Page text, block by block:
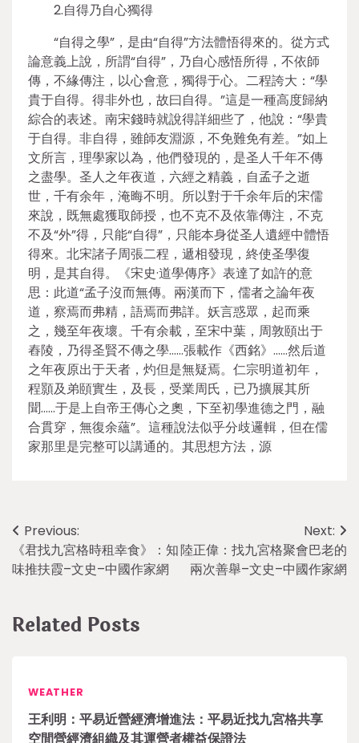
2.自得乃自心獨得
“自得之學”，是由“自得”方法體悟得來的。從方式
論意義上說，所謂“自得”，乃自心感悟所得，不依師
傳，不緣傳注，以心會意，獨得于心。二程誇大：“學
貴于自得。得非外也，故曰自得。”這是一種高度歸納
綜合的表述。南宋錢時就說得詳細些了，他說：“學貴
于自得。非自得，雖師友淵源，不免難免有差。”如上
文所言，理學家以為，他們發現的，是圣人千年不傳
之盡學。圣人之年夜道，六經之精義，自孟子之逝
世，千有余年，淹晦不明。所以對于千余年后的宋儒
來說，既無處獲取師授，也不克不及依靠傳注，不克
不及“外”得，只能“自得”，只能本身從圣人遺經中體悟
得來。北宋諸子周張二程，遞相發現，終使圣學復
明，是其自得。《宋史·道學傳序》表達了如許的意
思：此道“孟子沒而無傳。兩漢而下，儒者之論年夜
道，察焉而弗精，語焉而弗詳。妖言惑眾，起而乘
之，幾至年夜壞。千有余載，至宋中葉，周敦頤出于
舂陵，乃得圣賢不傳之學……張載作《西銘》……然后道
之年夜原出于天者，灼但是無疑焉。仁宗明道初年，
程顥及弟頤實生，及長，受業周氏，已乃擴展其所
聞……于是上自帝王傳心之奧，下至初學進德之門，融
合貫穿，無復余蘊”。這種說法似乎分歧邏輯，但在儒
家那里是完整可以講通的。其思想方法，源
Post
navigation
Previous:
《君找九宮格時租幸食》：知
味推扶霞–文史–中國作家網
Next:
陸正偉：找九宮格聚會巴老的
兩次善舉–文史–中國作家網
Related Posts
WEATHER
王利明：平易近營經濟增進法：平易近找九宮格共享
空間營經濟組織及其運營者權益保證法